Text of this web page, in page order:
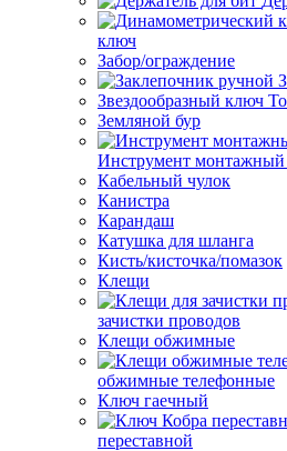
ключ
Забор/ограждение
Звездообразный ключ
Земляной бур
Инструмент монтажный
Кабельный чулок
Канистра
Карандаш
Катушка для шланга
Кисть/кисточка/помазок
Клещи
зачистки проводов
Клещи обжимные
обжимные телефонные
Ключ гаечный
переставной